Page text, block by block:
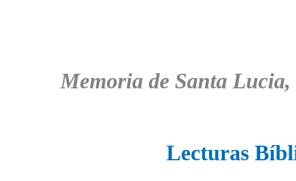
Memoria de Santa
Lecturas